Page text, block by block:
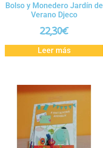
Bolso y Monedero Jardín de
Verano Djeco
22,30€
Leer más